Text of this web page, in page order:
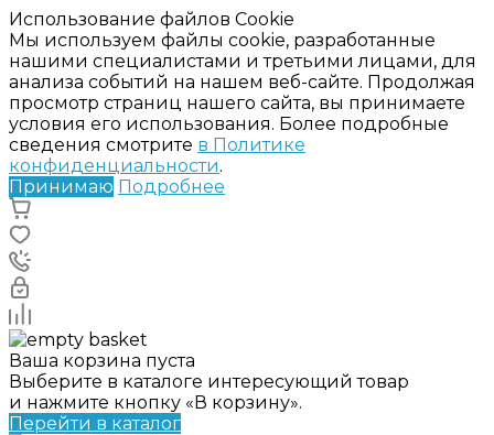
Использование файлов Cookie
Мы используем файлы cookie, разработанные
нашими специалистами и третьими лицами, для
анализа событий на нашем веб-сайте. Продолжая
просмотр страниц нашего сайта, вы принимаете
условия его использования. Более подробные
сведения смотрите в Политике
конфиденциальности.
Принимаю Подробнее
Ваша корзина пуста
Выберите в каталоге интересующий товар
и нажмите кнопку «В корзину».
Перейти в каталог